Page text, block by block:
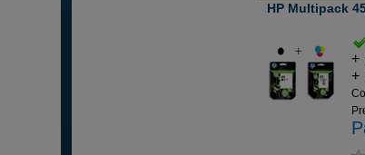
HP Multipack